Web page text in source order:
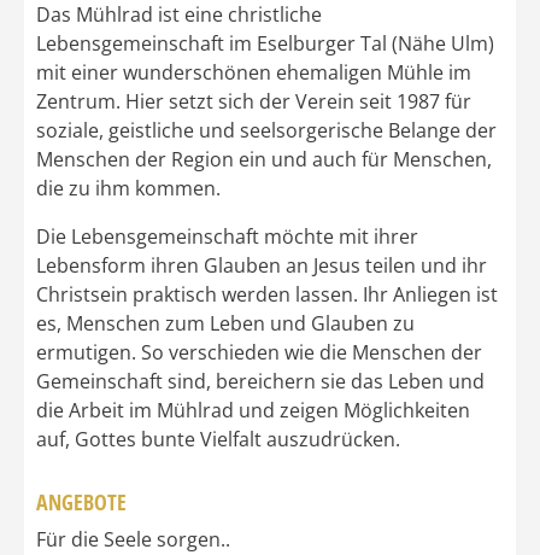
Das Mühlrad ist eine christliche
Lebensgemeinschaft im Eselburger Tal (Nähe Ulm)
mit einer wunderschönen ehemaligen Mühle im
Zentrum. Hier setzt sich der Verein seit 1987 für
soziale, geistliche und seelsorgerische Belange der
Menschen der Region ein und auch für Menschen,
die zu ihm kommen.
Die Lebensgemeinschaft möchte mit ihrer
Lebensform ihren Glauben an Jesus teilen und ihr
Christsein praktisch werden lassen. Ihr Anliegen ist
es, Menschen zum Leben und Glauben zu
ermutigen. So verschieden wie die Menschen der
Gemeinschaft sind, bereichern sie das Leben und
die Arbeit im Mühlrad und zeigen Möglichkeiten
auf, Gottes bunte Vielfalt auszudrücken.
ANGEBOTE
Für die Seele sorgen..